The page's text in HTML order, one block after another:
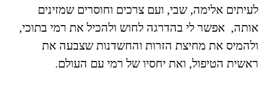
לעיתים אלימה, שבי, ועם צרכים וחוסרים שמזינים
אותה, אפשר לי בהדרגה לחוש ולהכיל את רמי בתוכי,
ולהמיס את מחיצת הזרות והחשדנות שצבעה את
ראשית הטיפול, ואת יחסיו של רמי עם העולם.